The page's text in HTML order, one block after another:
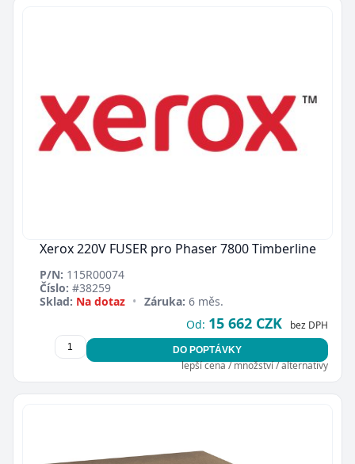
Xerox 220V FUSER pro Phaser 7800 Timberline
P/N: 115R00074
Číslo: #38259
Sklad: Na dotaz • Záruka: 6 měs.
Od: 15 662 CZK bez DPH
DO POPTÁVKY
lepší cena / množství / alternativy